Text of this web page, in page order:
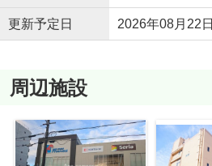
更新予定日 2026年08月22日
周辺施設